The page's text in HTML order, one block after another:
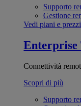
Supporto
Gestione
Vedi piani e prezzi
Enterprise
Connettività
Scopri di più
Supporto